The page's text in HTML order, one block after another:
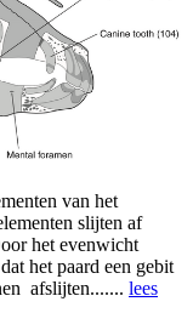
van het
slijten af
het evenwicht
het paard een gebit
afslijten....... lees